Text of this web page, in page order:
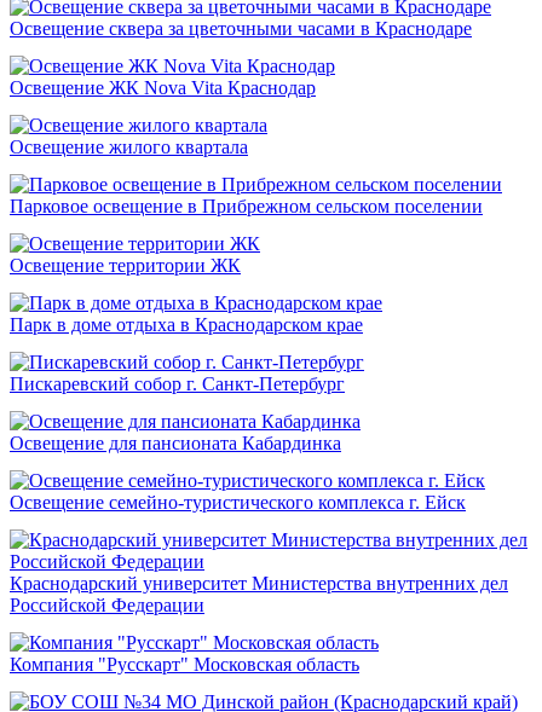
Освещение сквера за цветочными часами в Краснодаре
Освещение ЖК Nova Vita Краснодар
Освещение жилого квартала
Парковое освещение в Прибрежном сельском поселении
Освещение территории ЖК
Парк в доме отдыха в Краснодарском крае
Пискаревский собор г. Санкт-Петербург
Освещение для пансионата Кабардинка
Освещение семейно-туристического комплекса г. Ейск
Краснодарский университет Министерства внутренних дел
Российской Федерации
Компания "Русскарт" Московская область